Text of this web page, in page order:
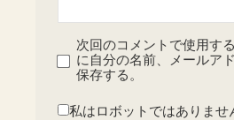
次回のコメントで使用す
に自分の名前、メールア
保存する。
私はロボットではありませ